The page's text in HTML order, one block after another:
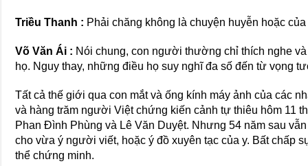
Triều Thanh : Phải chăng không là chuyện huyễn hoặc
Võ Văn Ái : Nói chung, con người thường chỉ thích nghe
họ. Nguy thay, những điều họ suy nghĩ đa số đến từ vọng
Tất cả thế giới qua con mắt và ống kính máy ảnh của các
và hàng trăm người Việt chứng kiến cảnh tự thiêu hôm 11
Phan Đình Phùng và Lê Văn Duyệt. Nhưng 54 năm sau
cho vừa ý người viết, hoặc ý đồ xuyên tạc của y. Bất chấp
thể chứng minh.